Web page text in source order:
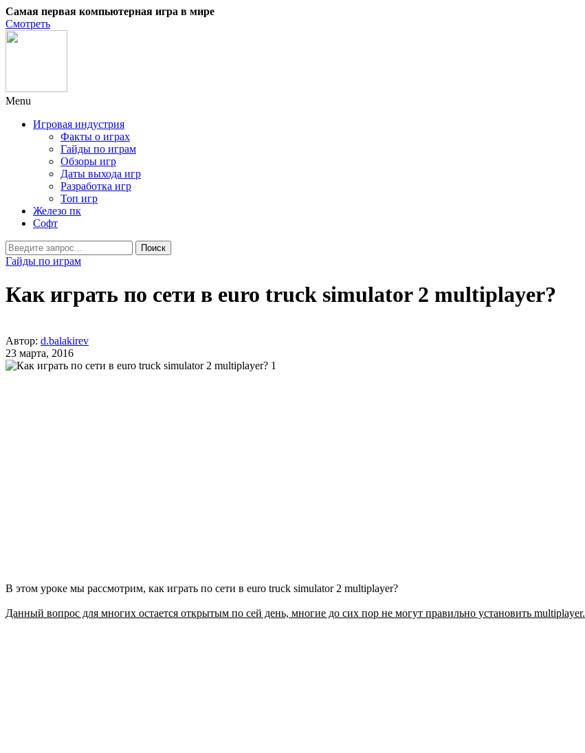
Самая первая компьютерная игра в мире
Смотреть
Menu
Игровая индустрия
Факты о играх
Гайды по играм
Обзоры игр
Даты выхода игр
Разработка игр
Топ игр
Железо пк
Софт
Гайды по играм
Как играть по сети в euro truck simulator 2 multiplayer?
Автор: d.balakirev
23 марта, 2016
В этом уроке мы рассмотрим, как играть по сети в euro truck simulator 2 multiplayer?
Данный вопрос для многих остается открытым по сей день, многие до сих пор не могут правильно установить multiplayer.